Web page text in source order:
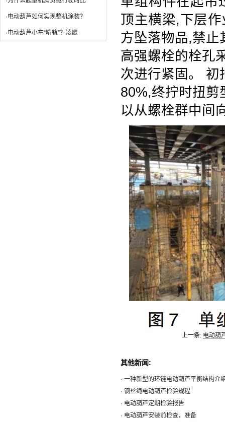
·电动葫芦如何实现整机涂装？
·电动葫芦小车“啃轨”？凌鹰
顶主横梁,下层
方坠落物品,禁止
高强螺栓的栓孔
次进行紧固。 初
80%,终拧时扭剪
以从螺栓群中间
上一条: 电动葫
其他新闻:
· 一种新型的环链电动葫芦平衡结构介
· 钢丝绳电动葫芦检验规程
· 电动葫芦定期检验报告
· 电动葫芦安装前检查，准备